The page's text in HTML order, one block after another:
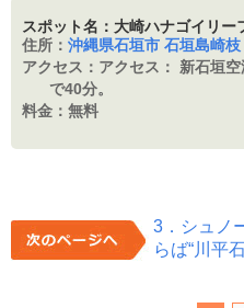
スポット名：大崎ハナゴイリー
住所： 沖縄県石垣市 石垣島崎枝
アクセス： アクセス： 新石垣
で40分。
料金： 無料
3．シュノ
らば“川平